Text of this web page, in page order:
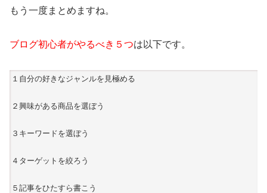
もう一度まとめますね。
ブログ初心者がやるべき５つは以下です。
１自分の好きなジャンルを見極める
２興味がある商品を選ぼう
３キーワードを選ぼう
４ターゲットを絞ろう
５記事をひたすら書こう